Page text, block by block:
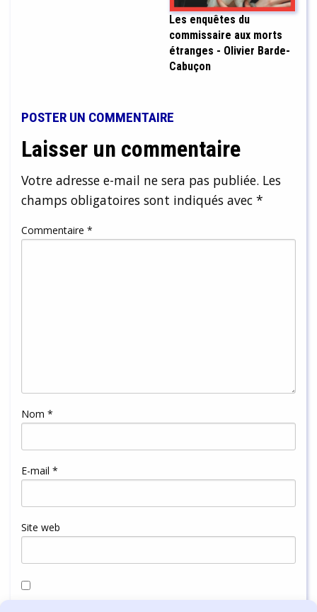
Les enquêtes du
commissaire aux morts
étranges - Olivier Barde-
Cabuçon
POSTER UN COMMENTAIRE
Laisser un commentaire
Votre adresse e-mail ne sera pas publiée. Les
champs obligatoires sont indiqués avec *
Commentaire *
Nom *
E-mail *
Site web